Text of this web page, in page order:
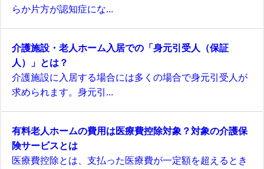
らか片方が認知症にな...
介護施設・老人ホーム入居での「身元引受人（保証
人）」とは？
介護施設に入居する場合には多くの場合で身元引受人が
求められます。身元引...
有料老人ホームの費用は医療費控除対象？対象の介護保
険サービスとは
医療費控除とは、支払った医療費が一定額を超えるとき